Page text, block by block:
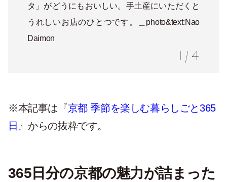
タ」がどうにもおいしい。手土産にいただくと
うれしいお店のひとつです。＿photo&text:Nao
Daimon
1 / 4
※本記事は『京都 季節を楽しむ暮らしごと365
日 』からの抜粋です。
365日分の京都の魅力が詰まった